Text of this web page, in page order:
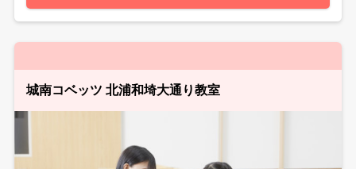
城南コベッツ 北浦和埼大通り教室